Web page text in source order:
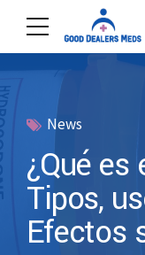
News
¿Qué
Tipos,
Efectos